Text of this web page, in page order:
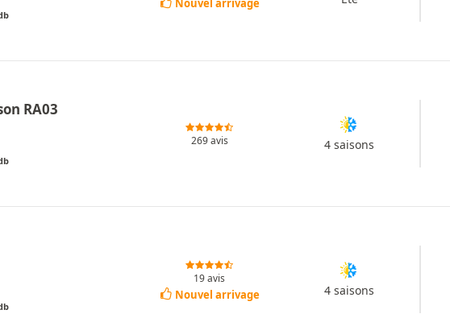
Nouvel arrivage
RA03
269 avis 4 saisons
19 avis
Nouvel arrivage 4 saisons